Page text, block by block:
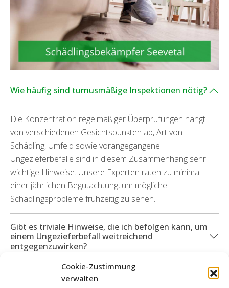
Cookie-Zustimmung
verwalten
Wie häufig sind turnusmäßige Inspektionen nötig?
Die Konzentration regelmäßiger Überprüfungen hängt
von verschiedenen Gesichtspunkten ab, Art von
Schädling, Umfeld sowie vorangegangene
Ungezieferbefälle sind in diesem Zusammenhang sehr
wichtige Hinweise. Unsere Experten raten zu minimal
einer jährlichen Begutachtung, um mögliche
Schädlingsprobleme frühzeitig zu sehen.
Gibt es triviale Hinweise, die ich befolgen kann, um
einem Ungezieferbefall weitreichend
entgegenzuwirken?
Können Sie mich genauso bei durch Insekten
hervorgetretenen Folgeschäden unterstützen?